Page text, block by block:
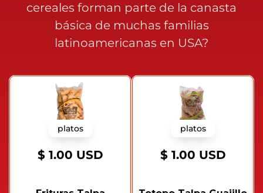
cereales forman parte de la canasta
básica de muchas familias
latinoamericanas en USA?
platos
$ 1.00 USD
platos
$ 1.00 USD